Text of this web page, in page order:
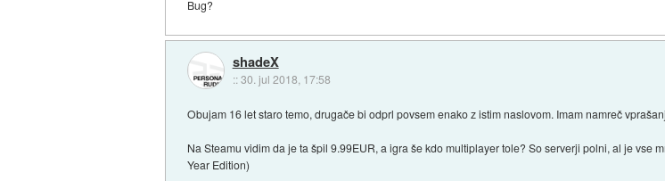
Bug?
shadeX
::30. jul 2018, 17:58
Obujam 16 let staro temo, drugače bi odprl povsem enako z istim naslovom. Imam namreč
Na Steamu vidim da je ta špil 9.99EUR, a igra še kdo multiplayer tole? So serverji polni, al je vse
Year Edition)